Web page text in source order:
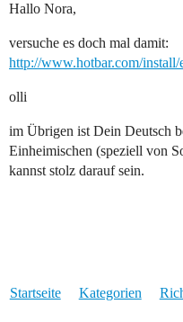
Hallo Nora,
versuche es doch mal damit:
http://www.hotbar.com/
olli
im Übrigen ist Dein Deutsch
Einheimischen (speziell von
kannst stolz darauf sein.
Startseite Kategorien